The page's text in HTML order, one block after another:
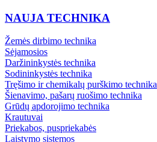
NAUJA TECHNIKA
Žemės dirbimo technika
Sėjamosios
Daržininkystės technika
Sodininkystės technika
Tręšimo ir chemikalų purškimo technika
Šienavimo, pašarų ruošimo technika
Grūdų apdorojimo technika
Krautuvai
Priekabos, puspriekabės
Laistymo sistemos